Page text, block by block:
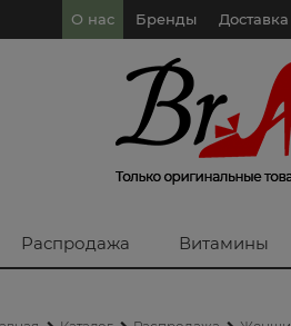
О нас Бренды
Распродажа Витамины